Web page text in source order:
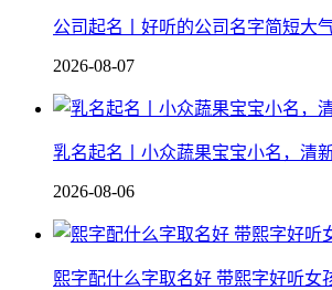
公司起名丨好听的公司名字简短大
2026-08-07
乳名起名丨小众蔬果宝宝小名，清
2026-08-06
熙字配什么字取名好 带熙字好听女